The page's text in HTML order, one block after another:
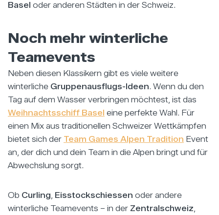
Basel oder anderen Städten in der Schweiz.
Noch mehr winterliche
Teamevents
Neben diesen Klassikern gibt es viele weitere
winterliche Gruppenausflugs-Ideen. Wenn du den
Tag auf dem Wasser verbringen möchtest, ist das
Weihnachtsschiff Basel eine perfekte Wahl. Für
einen Mix aus traditionellen Schweizer Wettkämpfen
bietet sich der Team Games Alpen Tradition Event
an, der dich und dein Team in die Alpen bringt und für
Abwechslung sorgt.
Ob Curling, Eisstockschiessen oder andere
winterliche Teamevents – in der Zentralschweiz,